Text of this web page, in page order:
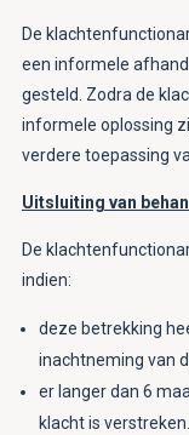
De
een informele
gesteld. Zodra de
informele oplossing
verdere toepassing
Uitsluiting van
De
indien:
deze betrekking
inachtneming van
er langer dan 6
klacht is verstreken.